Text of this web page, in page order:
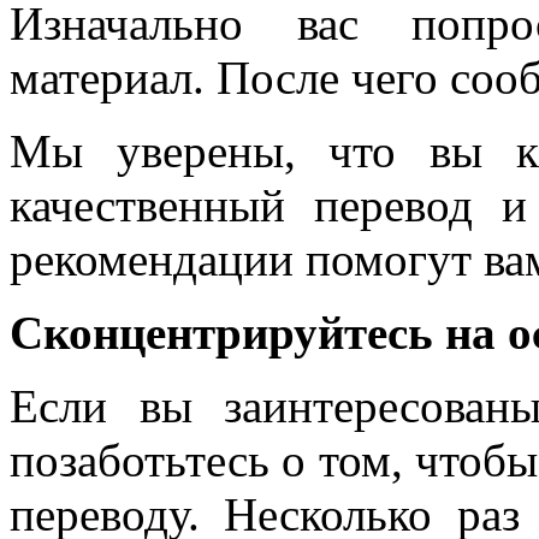
Изначально вас
материал. После чего
Мы уверены, что вы
качественный
рекомендации помогут
Сконцентрируйтесь на
Если вы
позаботьтесь о том,
переводу. Несколько